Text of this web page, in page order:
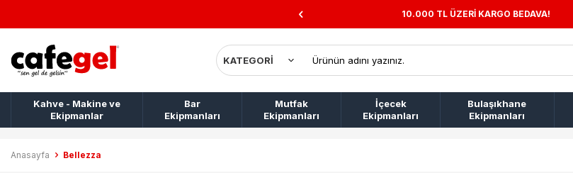
10.000 TL ÜZERİ KARGO BEDAVA!
Kahve - Makine ve
Ekipmanlar
Bar
Ekipmanları
Mutfak
Ekipmanları
İçecek
Ekipmanları
Bulaşıkhane
Ekipmanları
Anasayfa Bellezza